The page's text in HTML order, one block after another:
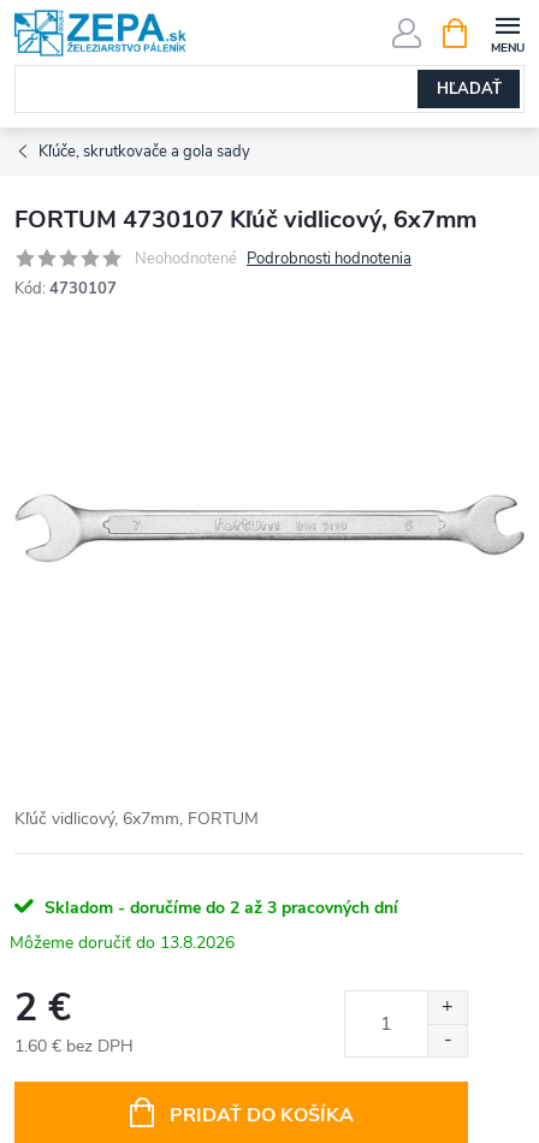
Prejsť
na
obsah
HĽADAŤ
KOŠÍK
Kľúče, skrutkovače a gola sady
FORTUM 4730107 Kľúč vidlicový, 6x7mm
Neohodnotené Podrobnosti hodnotenia
Kód: 4730107
Kľúč vidlicový, 6x7mm, FORTUM
Skladom - doručíme do 2 až 3 pracovných dní
13.8.2026
2 €
1.60 € bez DPH
PRIDAŤ DO KOŠÍKA